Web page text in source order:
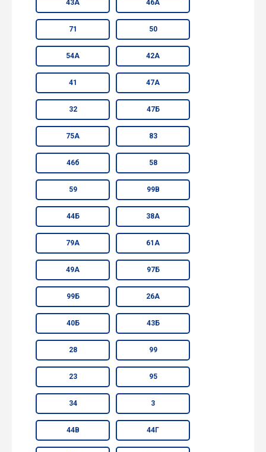
43А 46А
71 50
54А 42А
41 47А
32 47Б
75А 83
46б 58
59 99В
44Б 38А
79А 61А
49А 97Б
99Б 26А
40Б 43Б
28 99
23 95
34 3
44В 44Г